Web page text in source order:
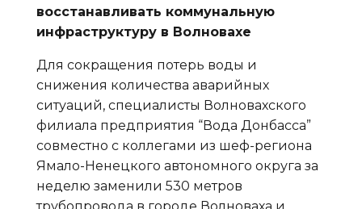
восстанавливать коммунальную
инфраструктуру в Волновахе
Для сокращения потерь воды и
снижения количества аварийных
ситуаций, специалисты Волновахского
филиала предприятия “Вода Донбасса”
совместно с коллегами из шеф-региона
Ямало-Ненецкого автономного округа за
неделю заменили 530 метров